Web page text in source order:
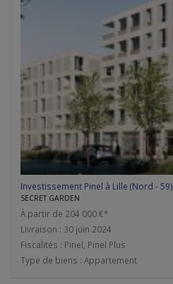
Investissement Pinel à Lille (Nord - 59)
SECRET GARDEN
À partir de 204 000 €*
Livraison : 30 juin 2024
Fiscalités : Pinel, Pinel Plus
Type de biens : Appartement